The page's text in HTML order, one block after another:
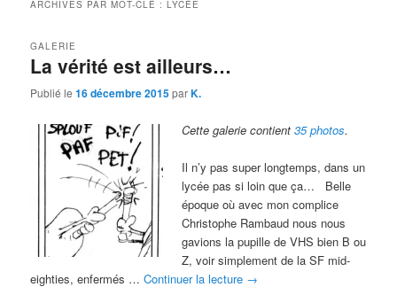
ARCHIVES PAR MOT-CLÉ :LYCÉE
La vérité est ailleurs…
GALERIE
Publié le16 décembre 2015parK.
Cette galerie contient35 photos.
Il n’y pas super longtemps, dans un
lycée pas si loin que ça… Belle
époque où avec mon complice
Christophe Rambaud nous nous
gavions la pupille de VHS bien B ou
Z, voir simplement de la SF mid-
eighties, enfermés …Continuer la lecture →